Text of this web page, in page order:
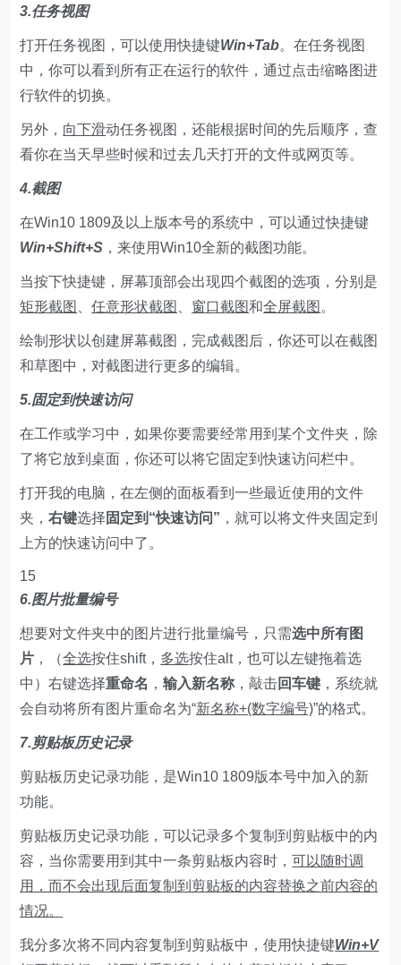
3.任务视图
打开任务视图，可以使用快捷键Win+Tab。在任务视图
中，你可以看到所有正在运行的软件，通过点击缩略图进
行软件的切换。
另外， 向下滑动任务视图，还能根据时间的先后顺序，查
看你在当天早些时候和过去几天打开的文件或网页等。
4.截图
在Win10 1809及以上版本号的系统中，可以通过快捷键
Win+Shift+S ，来使用Win10全新的截图功能。
当按下快捷键，屏幕顶部会出现四个截图的选项，分别是
矩形截图
、任意形状截图 窗口截图和全屏截图 。
绘制形状以创建屏幕截图，完成截图后，你还可以在截图
和草图中，对截图进行更多的编辑。
5.固定到快速访问
在工作或学习中，如果你要需要经常用到某个文件夹，除
了将它放到桌面，你还可以将它固定到快速访问栏中。
打开我的电脑，在左侧的面板看到一些最近使用的文件
夹，右键选择 固定到“快速访问” ，就可以将文件夹固定到
上方的快速访问中了。
15
6.图片批量编号
想要对文件夹中的图片进行批量编号，只需选中所有图
片 ，（全选按住shift， 多选按住alt，也可以左键拖着选
中）右键选择重命名 ，输入新名称 ，敲击回车键 ，系统就
会自动将所有图片重命名为“新名称+(数字编号)”的格式。
7.剪贴板历史记录
剪贴板历史记录功能，是Win10 1809版本号中加入的新
功能。
剪贴板历史记录功能，可以记录多个复制到剪贴板中的内
容，当你需要用到其中一条剪贴板内容时，可以随时调
用，而不会出现后面复制到剪贴板的内容替换之前内容的
情况。
我分多次将不同内容复制到剪贴板中，使用快捷键Win+V